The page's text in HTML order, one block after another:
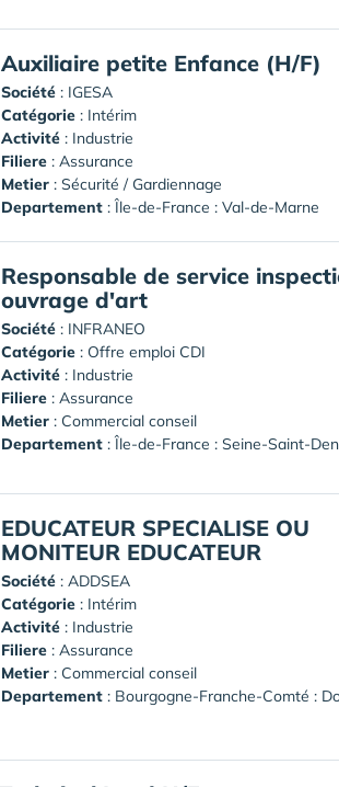
Auxiliaire petite Enfance (H/F)
Société : IGESA
Catégorie : Intérim
Activité : Industrie
Filiere : Assurance
Metier : Sécurité / Gardiennage
Departement : Île-de-France : Val-de-Marne
Responsable de service
ouvrage d'art
Société : INFRANEO
Catégorie : Offre emploi CDI
Activité : Industrie
Filiere : Assurance
Metier : Commercial conseil
Departement : Île-de-France : Seine-Saint-
EDUCATEUR SPECIALISE OU
MONITEUR EDUCATEUR
Société : ADDSEA
Catégorie : Intérim
Activité : Industrie
Filiere : Assurance
Metier : Commercial conseil
Departement : Bourgogne-Franche-Comté :